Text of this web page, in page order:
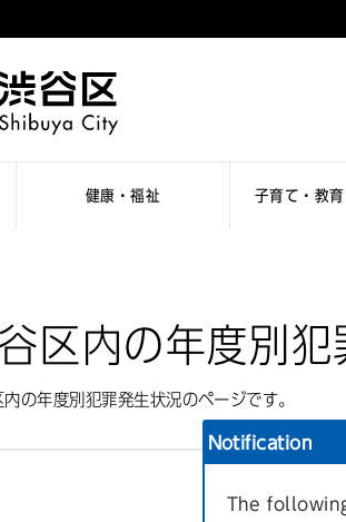
健康・福祉 子育て・教
区内の年度別犯
内の年度別犯罪発生状況のページです。
Notification
The